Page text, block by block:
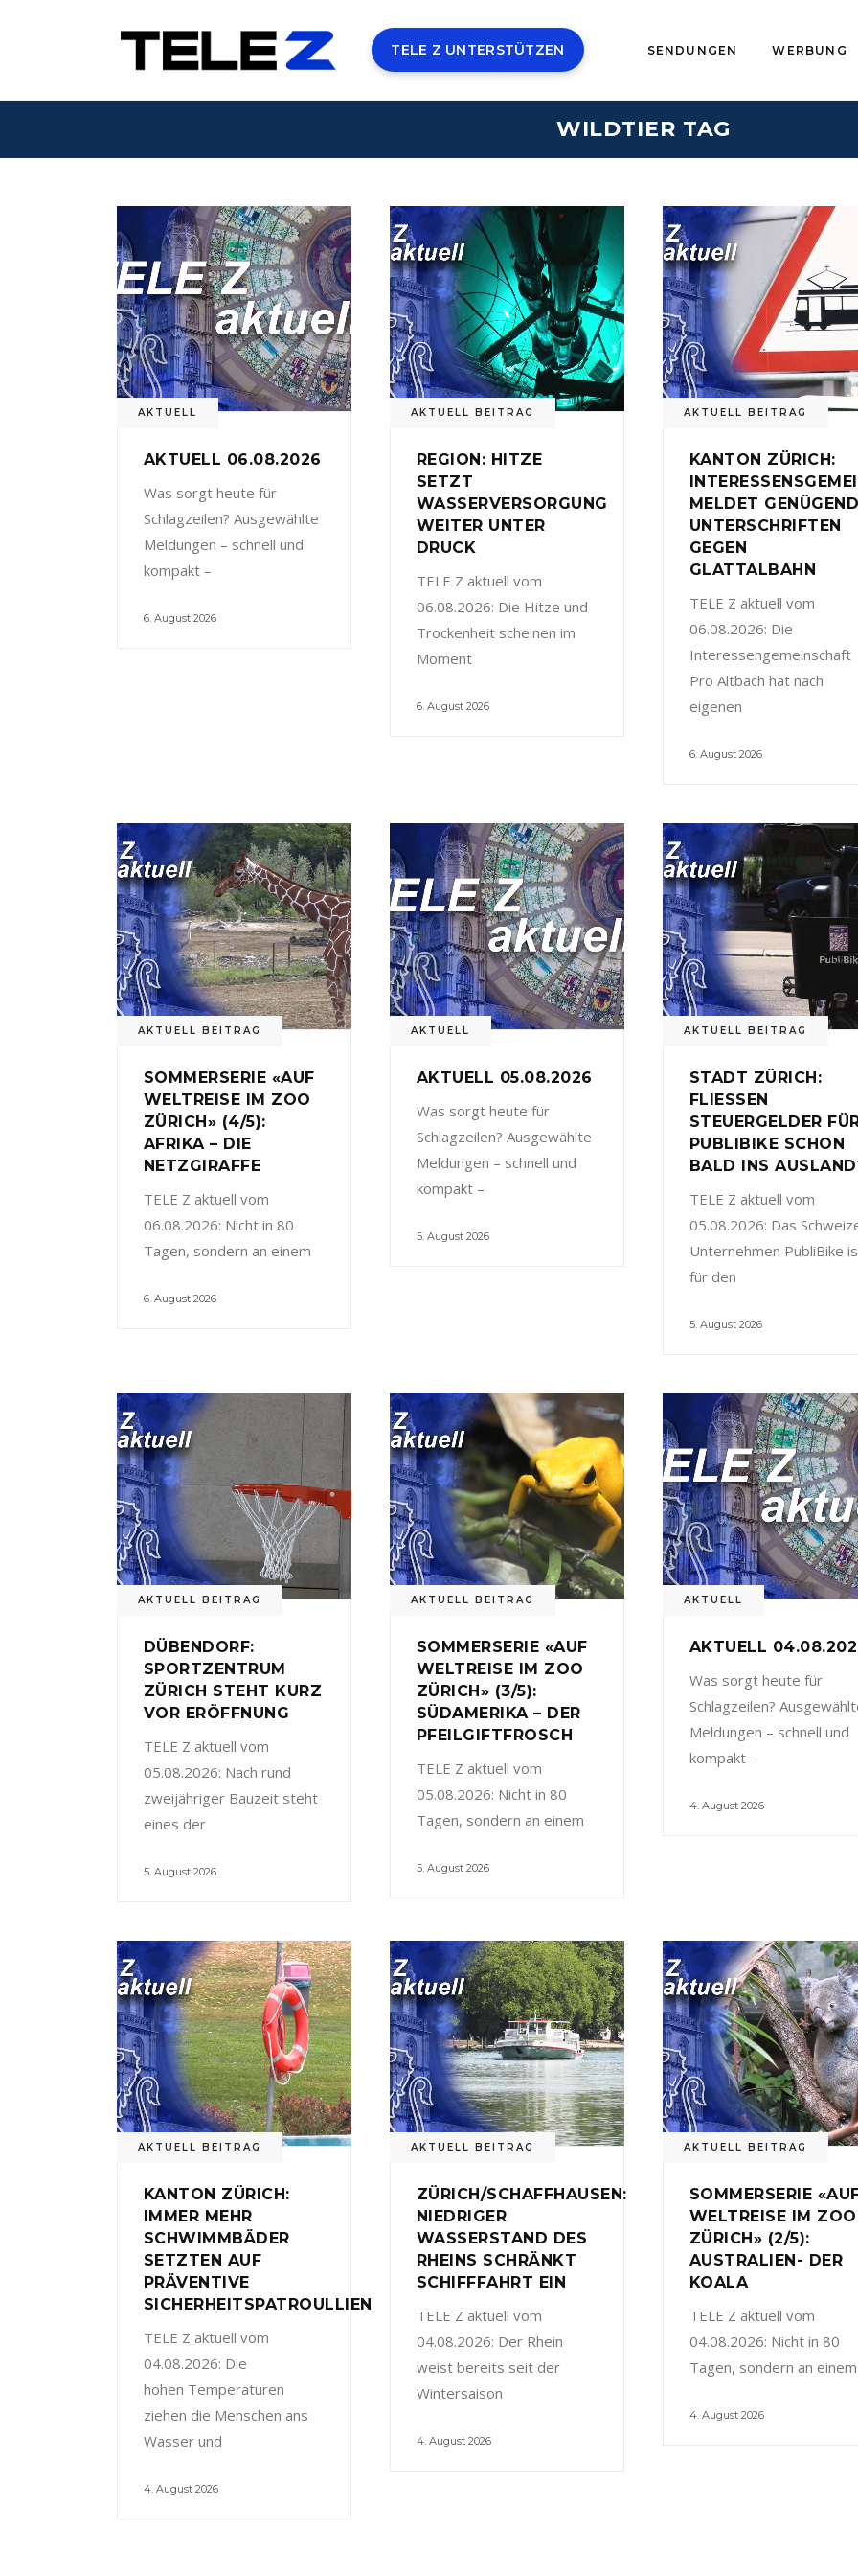
TELE Z UNTERSTÜTZEN SENDUNGEN WERBUNG
WILDTIER TAG
AKTUELL
AKTUELL 06.08.2026
Was sorgt heute für
Schlagzeilen? Ausgewählte
Meldungen – schnell und
kompakt –
6. August 2026
AKTUELL BEITRAG
REGION: HITZE
SETZT
WASSERVERSORGUNG
WEITER UNTER
DRUCK
TELE Z aktuell vom
06.08.2026: Die Hitze und
Trockenheit scheinen im
Moment
6. August 2026
AKTUELL BEITRAG
KANTON ZÜRICH:
MELDET
UNTERSCHRIFTEN
GEGEN
GLATTALBAHN
TELE Z aktuell vom
06.08.2026: Die
Interessengemeinschaft
Pro Altbach hat nach
eigenen
6. August 2026
AKTUELL BEITRAG
SOMMERSERIE «AUF
WELTREISE IM ZOO
ZÜRICH» (4/5):
AFRIKA – DIE
NETZGIRAFFE
TELE Z aktuell vom
06.08.2026: Nicht in 80
Tagen, sondern an einem
6. August 2026
AKTUELL
AKTUELL 05.08.2026
Was sorgt heute für
Schlagzeilen? Ausgewählte
Meldungen – schnell und
kompakt –
5. August 2026
AKTUELL BEITRAG
STADT ZÜRICH:
FLIESSEN
STEUERGELDER
PUBLIBIKE SCHON
BALD INS
TELE Z aktuell vom
05.08.2026: Das
Unternehmen PubliBike
für den
5. August 2026
AKTUELL BEITRAG
DÜBENDORF:
SPORTZENTRUM
ZÜRICH STEHT KURZ
VOR ERÖFFNUNG
TELE Z aktuell vom
05.08.2026: Nach rund
zweijähriger Bauzeit steht
eines der
5. August 2026
AKTUELL BEITRAG
SOMMERSERIE «AUF
WELTREISE IM ZOO
ZÜRICH» (3/5):
SÜDAMERIKA – DER
PFEILGIFTFROSCH
TELE Z aktuell vom
05.08.2026: Nicht in 80
Tagen, sondern an einem
5. August 2026
AKTUELL
AKTUELL
Was sorgt heute für
Schlagzeilen?
Meldungen – schnell und
kompakt –
4. August 2026
AKTUELL BEITRAG
KANTON ZÜRICH:
IMMER MEHR
SCHWIMMBÄDER
SETZTEN AUF
PRÄVENTIVE
SICHERHEITSPATROULLIEN
TELE Z aktuell vom
04.08.2026: Die
hohen Temperaturen
ziehen die Menschen ans
Wasser und
4. August 2026
AKTUELL BEITRAG
ZÜRICH/SCHAFFHAUSEN:
NIEDRIGER
WASSERSTAND DES
RHEINS SCHRÄNKT
SCHIFFFAHRT EIN
TELE Z aktuell vom
04.08.2026: Der Rhein
weist bereits seit der
Wintersaison
4. August 2026
AKTUELL BEITRAG
SOMMERSERIE
WELTREISE IM ZOO
ZÜRICH» (2/5):
AUSTRALIEN- DER
KOALA
TELE Z aktuell vom
04.08.2026: Nicht in 80
Tagen, sondern an einem
4. August 2026